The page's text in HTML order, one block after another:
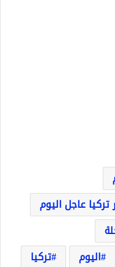
تركيا عاجل اليوم
اليوم
تركيا